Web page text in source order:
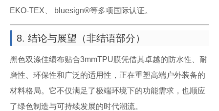
EKO-TEX、 bluesign®等多项国际认证。
8. 结论与展望（非结语部分）
黑色双涤佳绩布贴合3mmTPU膜凭借其卓越的防水性、耐
磨性、环保性和广泛的适用性，正在重塑高端户外装备的
材料格局。它不仅满足了极端环境下的功能需求，也顺应
了绿色制造与可持续发展的时代潮流。